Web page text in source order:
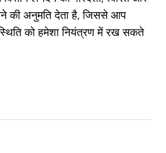
की अनुमति देता है, जिससे आप
को हमेशा नियंत्रण में रख सकते